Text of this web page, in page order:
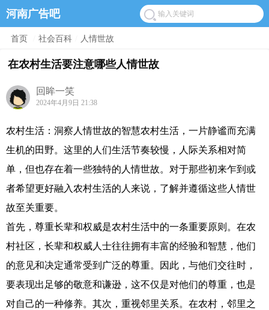
河南广告吧
首页 社会百科 人情世故
在农村生活要注意哪些人情世故
回眸一笑
2024年4月9日 21:38
农村生活：洞察人情世故的智慧农村生活，一片静谧而充满
生机的田野。这里的人们生活节奏较慢，人际关系相对简
单，但也存在着一些独特的人情世故。对于那些初来乍到或
者希望更好融入农村生活的人来说，了解并遵循这些人情世
故至关重要。
首先，尊重长辈和权威是农村生活中的一条重要原则。在农
村社区，长辈和权威人士往往拥有丰富的经验和智慧，他们
的意见和决定通常受到广泛的尊重。因此，与他们交往时，
要表现出足够的敬意和谦逊，这不仅是对他们的尊重，也是
对自己的一种修养。其次，重视邻里关系。在农村，邻里之